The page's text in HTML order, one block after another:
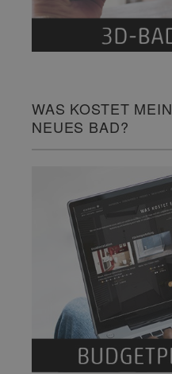
WAS KOSTET MEIN
NEUES BAD?